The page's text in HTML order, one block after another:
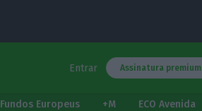
Entrar Assinatura premium
Fundos Europeus +M
ECO Avenida